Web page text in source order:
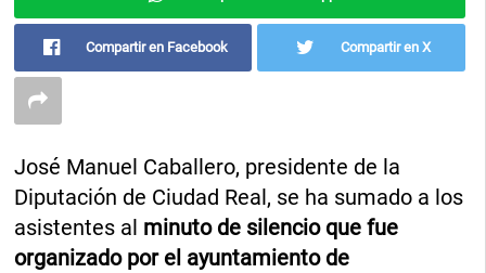
Compartir en Facebook Compartir en X
José Manuel Caballero, presidente de la
Diputación de Ciudad Real, se ha sumado a los
asistentes al minuto de silencio que fue
organizado por el ayuntamiento de